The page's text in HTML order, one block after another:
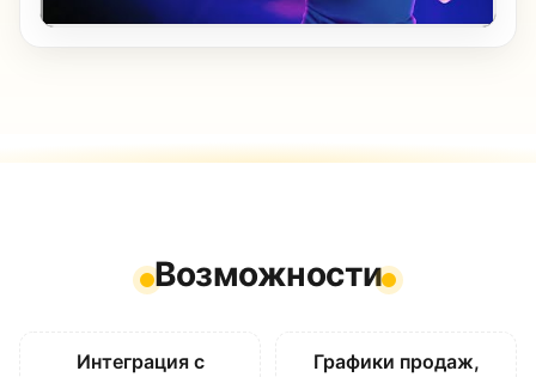
Возможности
Интеграция с
Графики продаж,